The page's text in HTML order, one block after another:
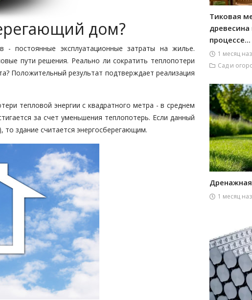
дом?
- постоянные эксплуатационные затраты на жилье.
пути решения. Реально ли сократить теплопотери
Положительный результат подтверждает реализация
тепловой энергии с квадратного метра - в среднем
за счет уменьшения теплопотерь. Если данный
здание считается энергосберегающим.
Тиковая
процессе...
1 месяц
Сад и
1 месяц